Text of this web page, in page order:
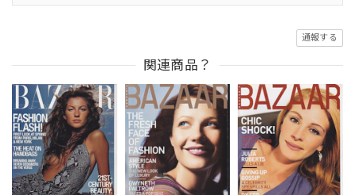
通報する
関連商品？